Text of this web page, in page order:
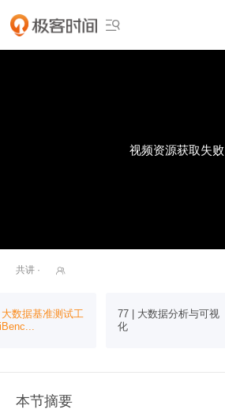

视频资源获取失败
共讲 · 
数据基准测试工
77 | 大数据分析与可视
化
本节摘要